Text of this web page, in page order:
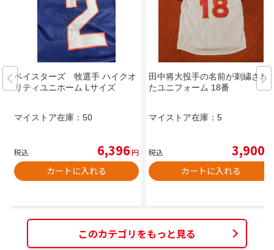
ベイスターズ 牧選手 ハイクオ
リティユニホーム Lサイズ
マイストア在庫： 50
税込 6,396円
カートに入れる
田中将大投手の名前が刺繍され
たユニフォーム 18番
マイストア在庫： 5
税込 3,900
カートに入れる
このカテゴリをもっと見る